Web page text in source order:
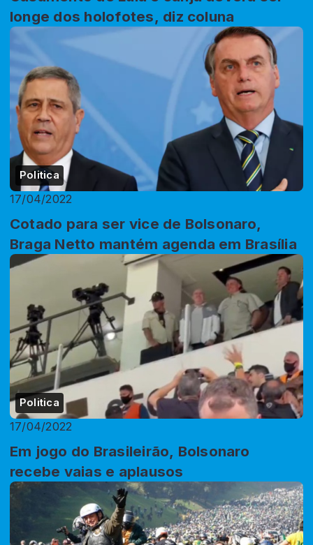
longe dos holofotes, diz coluna
Politica
17/04/2022
Cotado para ser vice de Bolsonaro,
Braga Netto mantém agenda em Brasília
Politica
17/04/2022
Em jogo do Brasileirão, Bolsonaro
recebe vaias e aplausos